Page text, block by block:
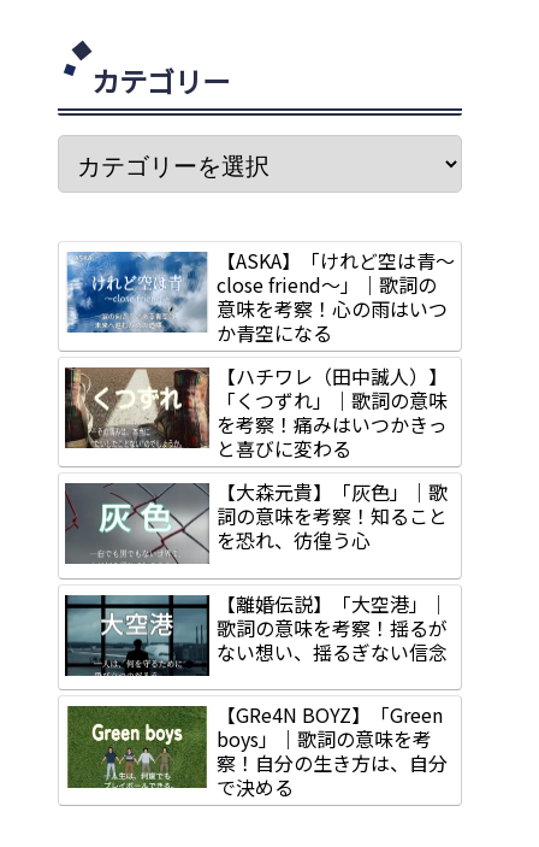
カテゴリー
【ASKA】「けれど空は青～
close friend～」｜歌詞の
意味を考察！心の雨はいつ
か青空になる
【ハチワレ（田中誠人）】
「くつずれ」｜歌詞の意味
を考察！痛みはいつかきっ
と喜びに変わる
【大森元貴】「灰色」｜歌
詞の意味を考察！知ること
を恐れ、彷徨う心
【離婚伝説】「大空港」｜
歌詞の意味を考察！揺るが
ない想い、揺るぎない信念
【GRe4N BOYZ】「Green
boys」｜歌詞の意味を考
察！自分の生き方は、自分
で決める